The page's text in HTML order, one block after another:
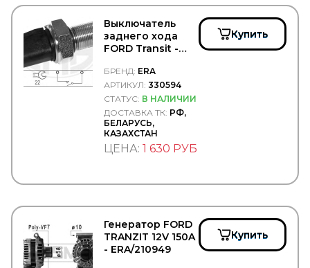
ESCO
EUROEX
EUROFLEX
EUROLITES
EUROPART
Exedy
FAE
FAIR
FAST
FAW
FEBEST
FEBI
Выключатель
заднего хода
FORD Transit -
БРЕНД: ERA
АРТИКУЛ: 330594
СТАТУС: В НАЛИЧИИ
ДОСТАВКА ТК: РФ,
БЕЛАРУСЬ,
КАЗАХСТАН
ЦЕНА: 1 630 РУБ
Купить
Генератор FORD
TRANZIT 12V 150A
- ERA/210949
Купить